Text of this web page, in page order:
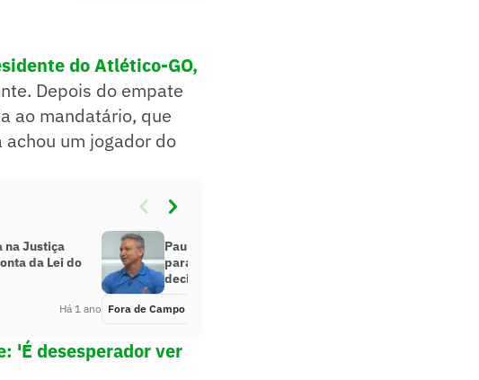
do Atlético-GO,
Depois do empate
ao mandatário, que
um jogador do
na Justiça
da Lei do
Há 1 ano
Paulo Nunes revela três propostas
para deixar a Globo e toma
decisão; confira
Fora de Campo
'É desesperador ver